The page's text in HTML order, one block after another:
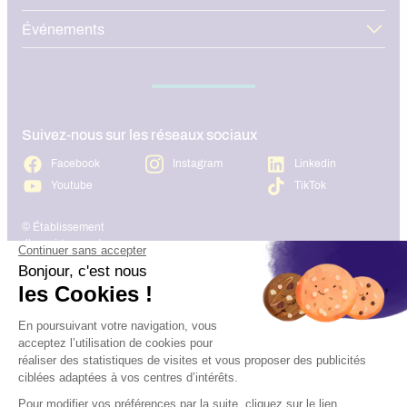
Événements
Suivez-nous sur les réseaux sociaux
Facebook Instagram
Linkedin
Youtube
TikTok
© Établissement
d’enseignement
supérieur technique
privé, Association à but
non lucratif – Groupe
Mise à jour site :
Janvier 2026
Plan du site Mentions légales
Charte des données
personnelles